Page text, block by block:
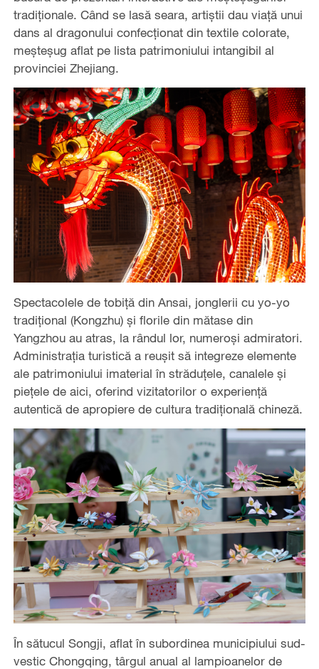
tradiționale. Când se lasă seara, artiștii dau viață unui
dans al dragonului confecționat din textile colorate,
meșteșug aflat pe lista patrimoniului intangibil al
provinciei Zhejiang.
Spectacolele de tobiță din Ansai, jonglerii cu yo-yo
tradițional (Kongzhu) și florile din mătase din
Yangzhou au atras, la rândul lor, numeroși admiratori.
Administrația turistică a reușit să integreze elemente
ale patrimoniului imaterial în străduțele, canalele și
piețele de aici, oferind vizitatorilor o experiență
autentică de apropiere de cultura tradițională chineză.
În sătucul Songji, aflat în subordinea municipiului sud-
vestic Chongqing, târgul anual al lampioanelor de